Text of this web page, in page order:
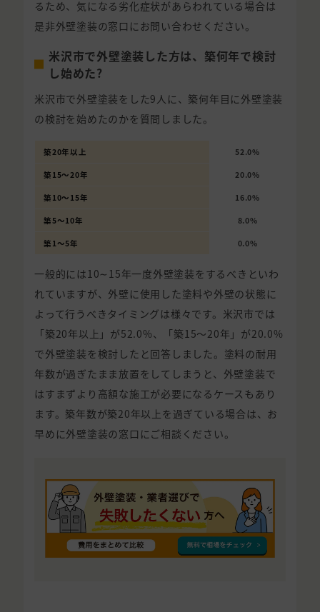
るため、気になる劣化症状があらわれている場合は
是非外壁塗装の窓口にお問い合わせください。
米沢市で外壁塗装した方は、築何年で検討
し始めた?
米沢市で外壁塗装をした9人に、築何年目に外壁塗装
の検討を始めたのかを質問しました。
築20年以上 52.0%
築15〜20年 20.0%
築10〜15年 16.0%
築5〜10年 8.0%
築1〜5年 0.0%
一般的には10∼15年一度外壁塗装をするべきといわ
れていますが、外壁に使用した塗料や外壁の状態に
よって行うべきタイミングは様々です。米沢市では
「築20年以上」が52.0%、「築15〜20年」が20.0%
で外壁塗装を検討したと回答しました。塗料の耐用
年数が過ぎたまま放置をしてしまうと、外壁塗装で
はすまずより高額な施工が必要になるケースもあり
ます。築年数が築20年以上を過ぎている場合は、お
早めに外壁塗装の窓口にご相談ください。